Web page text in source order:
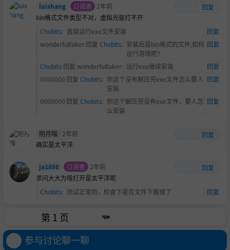
luishang 订阅者 2年前
回复
bin格式文件类型不对，虚拟光驱打不开
Chobits: 直接运行exe文件安装
回复
wonderfulfaker回复 Chobits: 安装后是bin格式的文件,如何
运行游戏呢?
回复
Chobits 回复 wonderfulfaker: 运行exe继续安装
回复
0000000 回复 Chobits: 你这个没有解压完exe文件怎么要人
安装
回复
0000000 回复 Chobits: 你这个解压完没有exe文件，要人怎
么安装
回复
明月喵 2年前
回复
确实是太平洋
ja1898 订阅者 2年前
回复
求问大大为啥打开是太平洋呢
Chobits: 测试正常的，检查下是否文件下载错了 回复
参与讨论聊一聊